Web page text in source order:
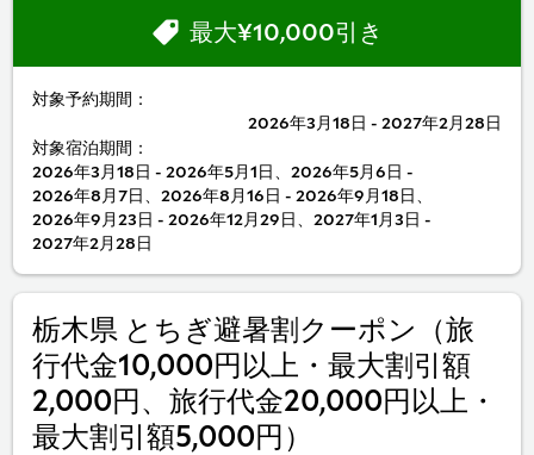
対象予約期間：
2026年3月18日 - 2027年2月28日
対象宿泊期間：
2026年3月18日 - 2026年5月1日、2026年5月6日 -
2026年8月7日、2026年8月16日 - 2026年9月18日、
2026年9月23日 - 2026年12月29日、2027年1月3日 -
2027年2月28日
最大¥10,000引き
栃木県 とちぎ避暑割クーポン（旅
行代金10,000円以上・最大割引額
2,000円、旅行代金20,000円以上・
最大割引額5,000円）